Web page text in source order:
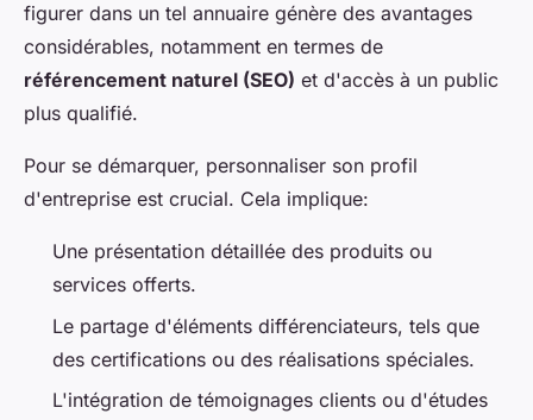
figurer dans un tel annuaire génère des avantages
considérables, notamment en termes de
référencement naturel (SEO) et d'accès à un public
plus qualifié.
Pour se démarquer, personnaliser son profil
d'entreprise est crucial. Cela implique:
Une présentation détaillée des produits ou
services offerts.
Le partage d'éléments différenciateurs, tels que
des certifications ou des réalisations spéciales.
L'intégration de témoignages clients ou d'études